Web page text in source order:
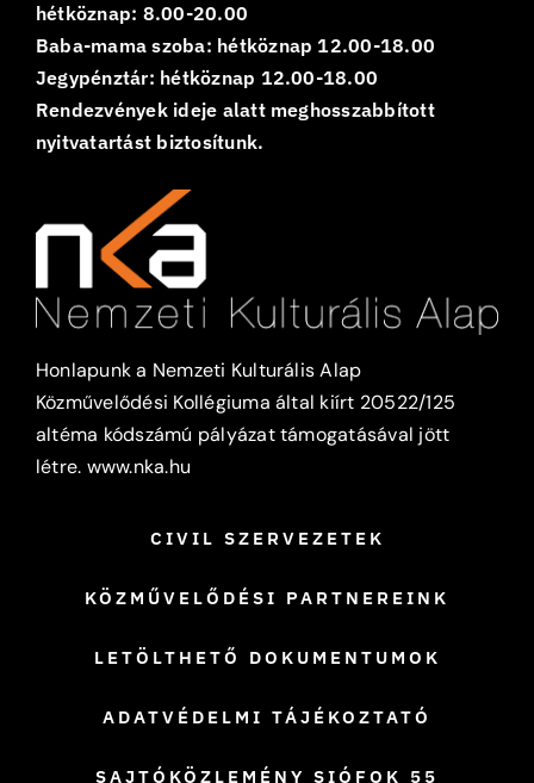
hétköznap: 8.00-20.00
Baba-mama szoba: hétköznap 12.00-18.00
Jegypénztár: hétköznap 12.00-18.00
Rendezvények ideje alatt meghosszabbított
nyitvatartást biztosítunk.
Honlapunk a Nemzeti Kulturális Alap
Közművelődési Kollégiuma által kiírt 20522/125
altéma kódszámú pályázat támogatásával jött
létre. www.nka.hu
CIVIL SZERVEZETEK
KÖZMŰVELŐDÉSI PARTNEREINK
LETÖLTHETŐ DOKUMENTUMOK
ADATVÉDELMI TÁJÉKOZTATÓ
SAJTÓKÖZLEMÉNY SIÓFOK 55